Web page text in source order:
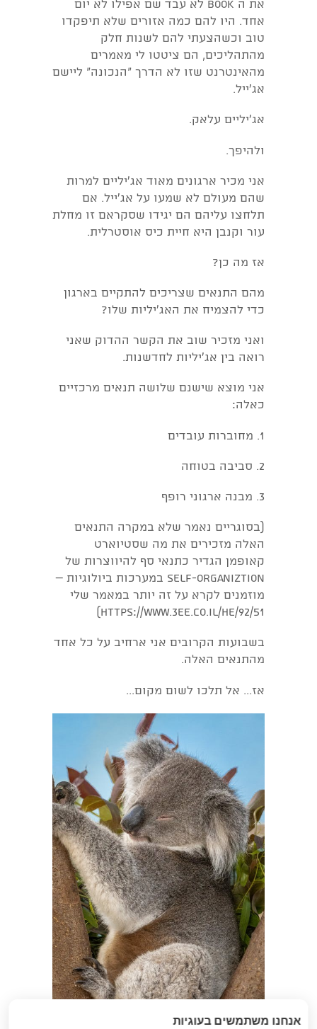
את ה book לא עבד שם אפילו לא יום
אחד. היו להם כמה אזורים שלא תיפקדו
טוב וכשהצעתי להם לשנות חלק
מהתהליכים, הם ציטטו לי מאמרים
מהאינטרנט שזו לא הדרך "הנכונה" ליישם
אג'ייל.
אג'יליים עלאק.
ולהיפך.
אני מכיר ארגונים מאוד אג'יליים למרות
שהם מעולם לא שמעו על אג'ייל. אם
תלחצו עליהם הם יגידו שסקראם זו מחלת
עור וקנבן היא חיית כיס אוסטרלית.
אז מה כן?
מהם התנאים שצריכים להתקיים בארגון
כדי להצמיח את האג'יליות שלו?
ואני מזכיר שוב את הקשר ההדוק שאני
רואה בין אג'יליות לחדשנות.
אני מוצא שישנם שלושה תנאים מרכזיים
כאלה:
1. מחוברות עובדים
2. סביבה בטוחה
3. מבנה ארגוני רופף
(בסוגריים נאמר שלא במקרה התנאים
האלה מזכירים את מה שסטיוארט
קאופמן הגדיר כתנאי סף להיווצרות של
self-organiztion במערכות ביולוגיות –
מוזמנים לקרא על זה יותר במאמר שלי
https://www.3ee.co.il/he/92/51)
בשבועות הקרובים אני ארחיב על כל אחד
מהתנאים האלה.
אז... אל תלכו לשום מקום...
אנחנו משתמשים בעוגיות